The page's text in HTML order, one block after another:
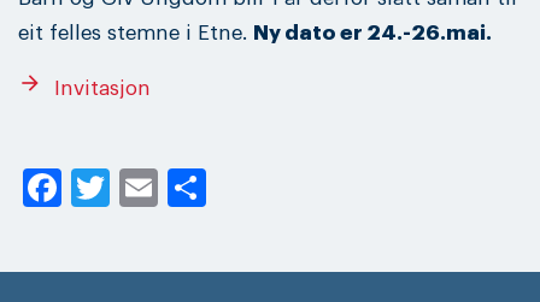
eit felles stemne i Etne. Ny dato er 24.-26.mai.
arrow_forward Invitasjon
Facebook
Twitter
Email